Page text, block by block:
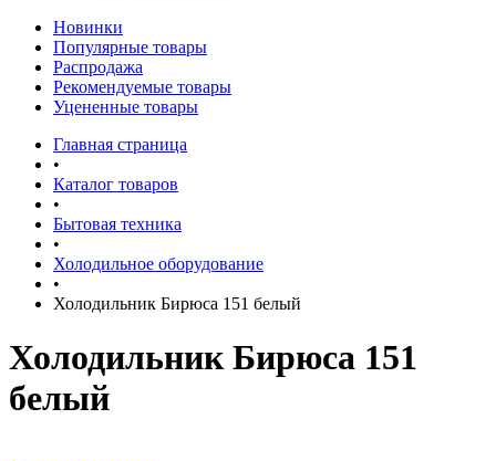
Новинки
Популярные товары
Распродажа
Рекомендуемые товары
Уцененные товары
Главная страница
•
Каталог товаров
•
Бытовая техника
•
Холодильное оборудование
•
Холодильник Бирюса 151 белый
Холодильник Бирюса 151
белый